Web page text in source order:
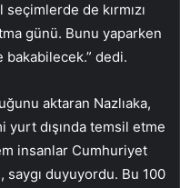
de kırmızı
günü. Bunu yaparken
dedi.
aktaran Nazlıaka,
dışında temsil etme
insanlar Cumhuriyet
duyuyordu. Bu 100